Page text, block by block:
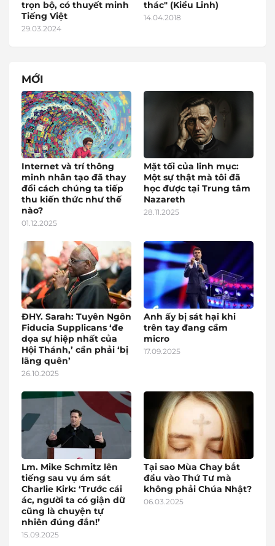
trọn bộ, có thuyết minh
Tiếng Việt
29.03.2024
thác" (Kiều Linh)
14.04.2018
MỚI
Internet và trí thông
minh nhân tạo đã thay
đổi cách chúng ta tiếp
thu kiến thức như thế
nào?
01.12.2025
Mặt tối của linh mục:
Một sự thật mà tôi đã
học được tại Trung tâm
Nazareth
28.11.2025
ĐHY. Sarah: Tuyên Ngôn
Fiducia Supplicans ‘đe
dọa sự hiệp nhất của
Hội Thánh,’ cần phải ‘bị
lãng quên’
26.10.2025
Anh ấy bị sát hại khi
trên tay đang cầm
micro
17.09.2025
Lm. Mike Schmitz lên
tiếng sau vụ ám sát
Charlie Kirk: ‘Trước cái
ác, người ta có giận dữ
cũng là chuyện tự
nhiên đúng đắn!’
15.09.2025
Tại sao Mùa Chay bắt
đầu vào Thứ Tư mà
không phải Chúa Nhật?
06.03.2025